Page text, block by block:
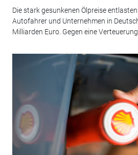
Die stark gesunkenen Ölpreise
Autofahrer und Unternehmen in
Milliarden Euro. Gegen eine